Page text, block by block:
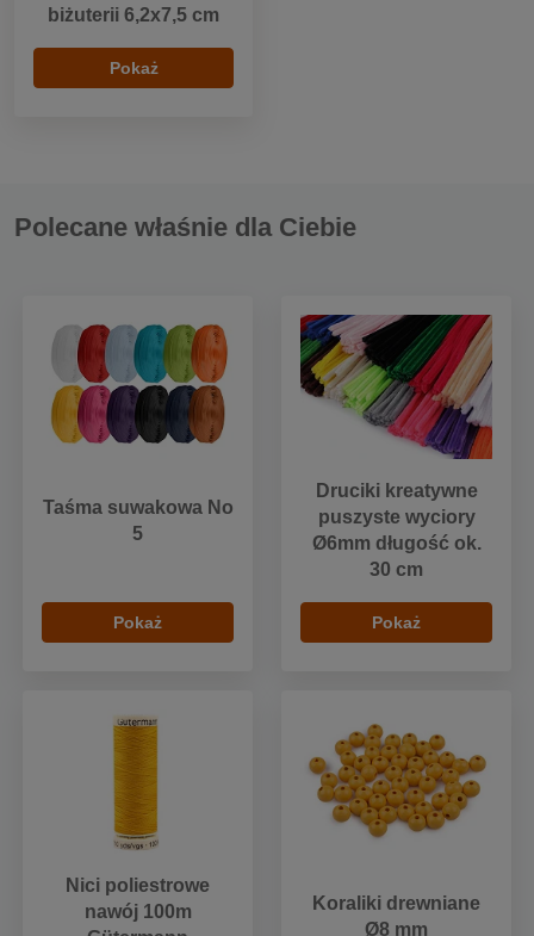
biżuterii 6,2x7,5 cm
Pokaż
Polecane właśnie dla Ciebie
Taśma suwakowa No
5
Pokaż
Druciki kreatywne
puszyste wyciory
Ø6mm długość ok.
30 cm
Pokaż
Nici poliestrowe
nawój 100m
Koraliki drewniane
Ø8 mm